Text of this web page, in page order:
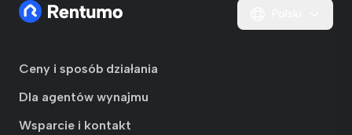
Ceny i sposób działania
Dla agentów wynajmu
Wsparcie i kontakt